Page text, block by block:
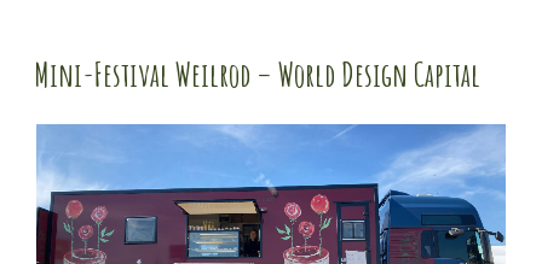
Mini-Festival Weilrod – World Design Capital